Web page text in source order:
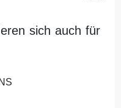
sich auch für